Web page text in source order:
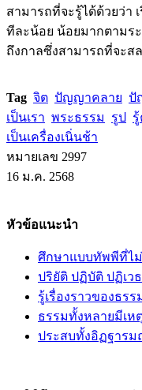
สามารถที่จะรู้ได้ด้วยว่า
ทีละน้อย น้อยมากตามร
ถึงกาลซึ่งสามารถที่จะส
Tag จิต ปัญญาคลาย ปั
เป็นเรา พระธรรม รูป
เป็นเครื่องเนิ่นช้า
หมายเลข 2997
16 ม.ค. 2568
หัวข้อแนะนำ
ศึกษาแบบทัพพีที่ไ
ปริยัติ ปฏิบัติ ปฏิเว
รู้เรื่องราวของธร
ธรรมทั้งหลายมีเห
ประสบทั้งอิฏฐาร